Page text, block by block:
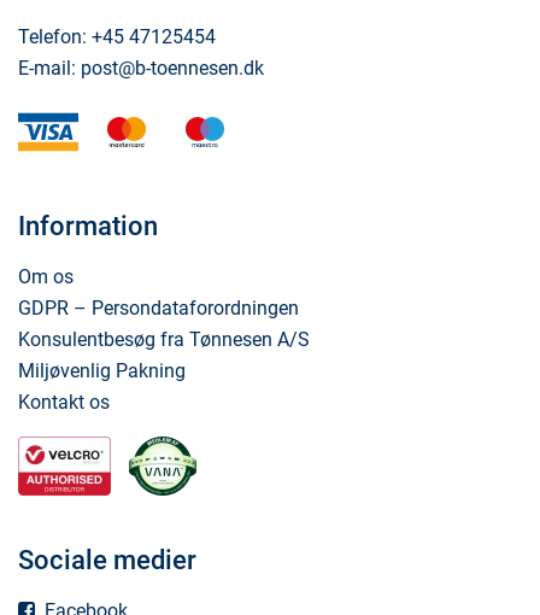
Telefon: +45 47125454
E-mail: post@b-toennesen.dk
visa mastercard
Information
Om os
GDPR – Persondataforordningen
Konsulentbesøg fra Tønnesen A/S
Miljøvenlig Pakning
Kontakt os
Sociale medier